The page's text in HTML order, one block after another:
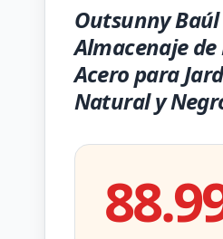
Outsunny
Almacenaje de
Acero para
Natural y